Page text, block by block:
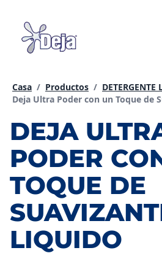
contenido
Casa / Productos​ / DETERGENTE
Página actual:
Deja Ultra Poder con un Toque de
DEJA
PODER
TOQUE DE
LIQUIDO